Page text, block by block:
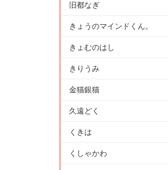
旧都なぎ
きょうのマインドくん。
きょむのはし
きりうみ
金猫銀猫
久遠どく
くきは
くしゃかわ